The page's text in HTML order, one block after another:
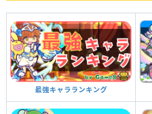
最強キャラランキング